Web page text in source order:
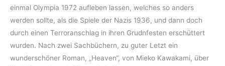
einmal Olympia 1972 aufleben lassen, welches so anders
werden sollte, als die Spiele der Nazis 1936, und dann doch
durch einen Terroranschlag in ihren Grudnfesten erschüttert
wurden. Nach zwei Sachbüchern, zu guter Letzt ein
wunderschöner Roman, „Heaven“, von Mieko Kawakami, über